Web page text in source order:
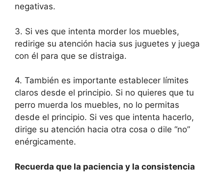
negativas.
3. Si ves que intenta morder los muebles,
redirige su atención hacia sus juguetes y juega
con él para que se distraiga.
4. También es importante establecer límites
claros desde el principio. Si no quieres que tu
perro muerda los muebles, no lo permitas
desde el principio. Si ves que intenta hacerlo,
dirige su atención hacia otra cosa o dile “no”
enérgicamente.
Recuerda que la paciencia y la consistencia